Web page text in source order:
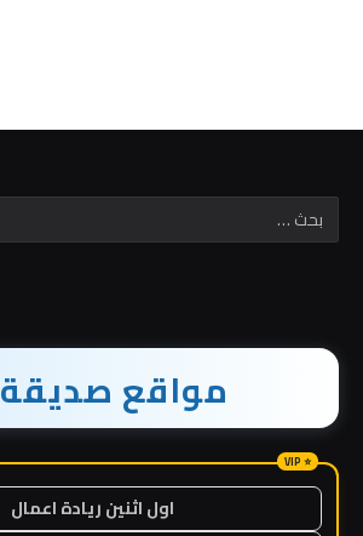
مواقع صديقة
اول اثنين ريادة اعمال